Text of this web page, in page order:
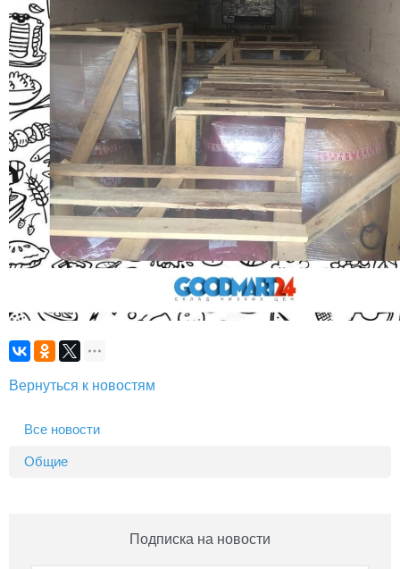
Вернуться к новостям
Все новости
Общие
Подписка на новости